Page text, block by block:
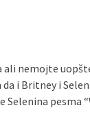
ali nemojte
i Britney i
Selenina